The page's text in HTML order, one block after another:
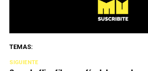
TEMAS:
SIGUIENTE